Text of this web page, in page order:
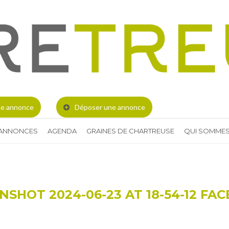
annonce Déposer une annonce
AGENDA GRAINES DE CHARTREUSE QUI
2024-06-23 AT 18-54-12